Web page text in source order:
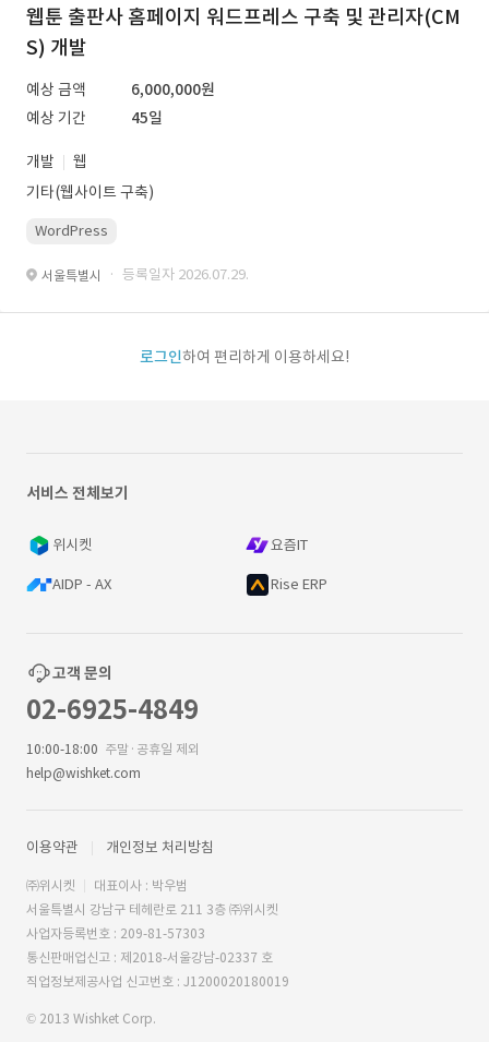
웹툰 출판사 홈페이지 워드프레스 구축 및 관리자(CM
S) 개발
예상 금액
6,000,000원
예상 기간
45일
개발
웹
기타(웹사이트 구축)
WordPress
서울특별시 · 등록일자 2026.07.29.
로그인하여 편리하게 이용하세요!
서비스 전체보기
위시켓 요즘IT
AIDP - AX Rise ERP
고객 문의
02-6925-4849
10:00-18:00 주말·공휴일 제외
help@wishket.com
이용약관 개인정보 처리방침
㈜위시켓
대표이사 : 박우범
서울특별시 강남구 테헤란로 211 3층 ㈜위시켓
사업자등록번호 : 209-81-57303
통신판매업신고 : 제2018-서울강남-02337 호
직업정보제공사업 신고번호 : J1200020180019
© 2013 Wishket Corp.